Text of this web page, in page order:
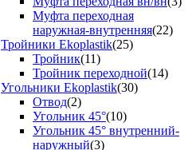
Муфта переходная
наружная-внутренняя(22)
Тройники Ekoplastik(25)
Тройник(11)
Тройник переходной(14)
Угольники Ekoplastik(30)
Отвод(2)
Угольник 45°(10)
Угольник 45° внутренний-
наружный(3)